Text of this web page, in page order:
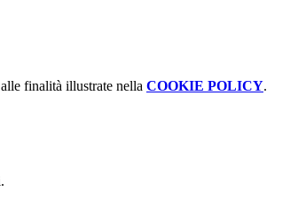
finalità illustrate nella COOKIE POLICY.